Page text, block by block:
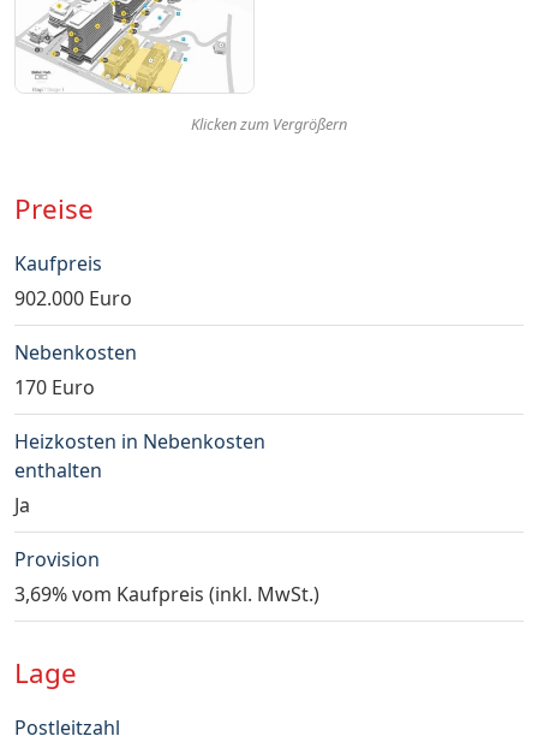
Klicken zum Vergrößern
Preise
Kaufpreis
902.000 Euro
Nebenkosten
170 Euro
Heizkosten in Nebenkosten
enthalten
Ja
Provision
3,69% vom Kaufpreis (inkl. MwSt.)
Lage
Postleitzahl